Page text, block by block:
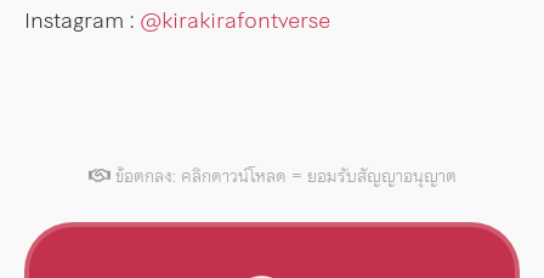
Instagram : @kirakirafontverse
ข้อตกลง: คลิกดาวน์โหลด = ยอมรับสัญญาอนุญาต